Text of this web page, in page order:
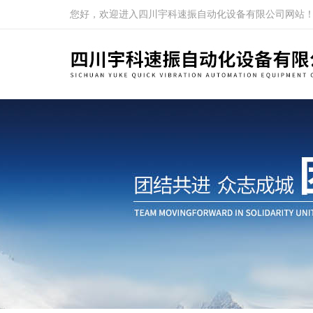
您好，欢迎进入四川宇科速振自动化设备有限公司网站